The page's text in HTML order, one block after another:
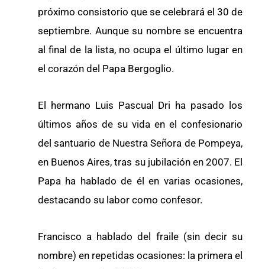
próximo consistorio que se celebrará el 30 de
septiembre. Aunque su nombre se encuentra
al final de la lista, no ocupa el último lugar en
el corazón del Papa Bergoglio.
El hermano Luis Pascual Dri ha pasado los
últimos años de su vida en el confesionario
del santuario de Nuestra Señora de Pompeya,
en Buenos Aires, tras su jubilación en 2007. El
Papa ha hablado de él en varias ocasiones,
destacando su labor como confesor.
Francisco a hablado del fraile (sin decir su
nombre) en repetidas ocasiones: la primera el